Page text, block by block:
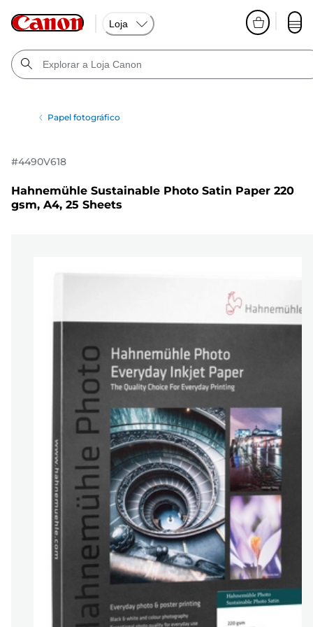
Loja
Papel fotográfico
#4490V618
Hahnemühle Sustainable Photo Satin Paper 220
gsm, A4, 25 Sheets